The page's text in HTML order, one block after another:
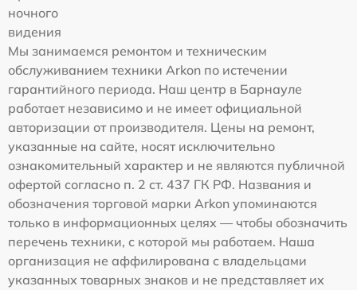
ночного
видения
Мы занимаемся ремонтом и техническим
обслуживанием техники Arkon по истечении
гарантийного периода. Наш центр в Барнауле
работает независимо и не имеет официальной
авторизации от производителя. Цены на ремонт,
указанные на сайте, носят исключительно
ознакомительный характер и не являются публичной
офертой согласно п. 2 ст. 437 ГК РФ. Названия и
обозначения торговой марки Arkon упоминаются
только в информационных целях — чтобы обозначить
перечень техники, с которой мы работаем. Наша
организация не аффилирована с владельцами
указанных товарных знаков и не представляет их